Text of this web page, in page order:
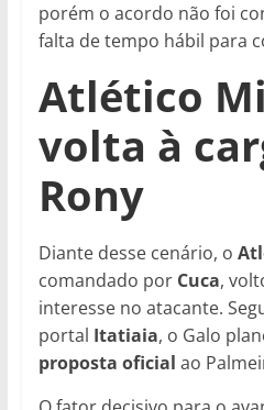
porém o acordo não foi
falta de tempo hábil para
Atlético
volta à
Rony
Diante desse cenário, o
comandado por Cuca,
interesse no atacante.
portal Itatiaia, o Galo
proposta oficial ao